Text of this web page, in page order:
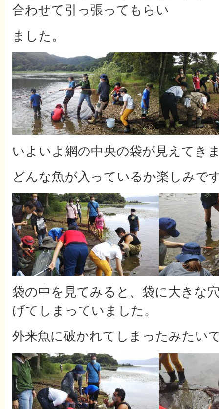
合わせて引っ張ってもらい
ました。
いよいよ網の中央の袋が見えてき
どんな魚が入っているか楽しみで
袋の中を見てみると、袋に大きな
げてしまっていました。
外来魚に破かれてしまったみたい